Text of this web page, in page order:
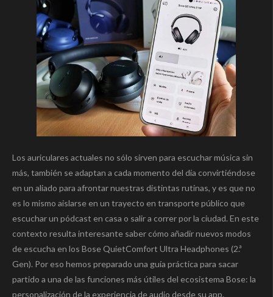
Los auriculares actuales no sólo sirven para escuchar música sin
más, también se adaptan a cada momento del día convirtiéndose
en un aliado para afrontar nuestras distintas rutinas, y es que no
es lo mismo aislarse en un trayecto en transporte público que
escuchar un pódcast en casa o salir a correr por la ciudad. En este
contexto resulta interesante saber cómo añadir nuevos modos
de escucha en los Bose QuietComfort Ultra Headphones (2.ª
Gen). Por eso hemos preparado una guía práctica para sacar
partido a una de las funciones más útiles del ecosistema Bose: la
personalización de la experiencia de audio desde su app.